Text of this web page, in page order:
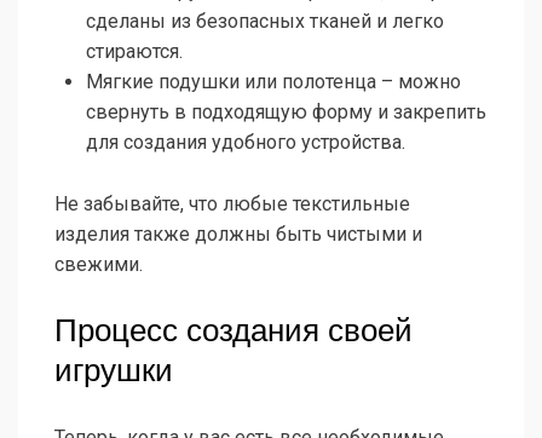
сделаны из безопасных тканей и легко
стираются.
Мягкие подушки или полотенца – можно
свернуть в подходящую форму и закрепить
для создания удобного устройства.
Не забывайте, что любые текстильные
изделия также должны быть чистыми и
свежими.
Процесс создания своей
игрушки